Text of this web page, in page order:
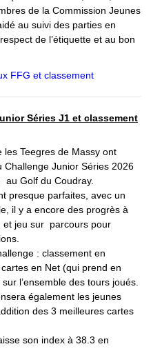
de la Commission Jeunes
au suivi des parties en
de l’étiquette et au bon
FFG et classement
Séries J1 et classement
les Teegres de Massy ont
Junior Séries 2026
au Golf du Coudray.
presque parfaites, avec un
il y a encore des progrès à
et jeu sur parcours pour
: classement en
en Net (qui prend en
l’ensemble des tours joués.
également les jeunes
des 3 meilleures cartes
son index à 38.3 en